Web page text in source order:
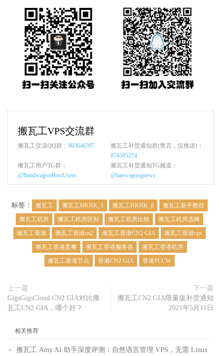
搬瓦工VPS交流群
搬瓦工交流QQ群： 903646397
搬瓦工补货通知群(禁言，仅推送)：
874585274
搬瓦工用户TG群：
@BandwagonHostUsers
搬瓦工补货通知TG频道：
@banwagongnews
标签： 搬瓦工 搬瓦工HKHK_1 搬瓦工HKHK_8
搬瓦工新手教程
搬瓦工机房
搬瓦工机房区别 搬瓦工机房比较
搬瓦工机房选择
搬瓦工香港
搬瓦工香港cn2 搬瓦工香港CN2 GIA
搬瓦工香港vps
搬瓦工香港套餐
搬瓦工香港服务器
搬瓦工香港机房
搬瓦工香港节点
香港CN2 GIA 香港PCCW
上一篇
GigsGigsCloud CN2 GIA对比搬
瓦工CN2 GIA，哪个好？
下一篇
搬瓦工CN2 GIA限量版补货通知
2021年5月11日
相关推荐
搬瓦工 Amy AI 助手深度评测：自然语言管理 VPS，无需 Linux